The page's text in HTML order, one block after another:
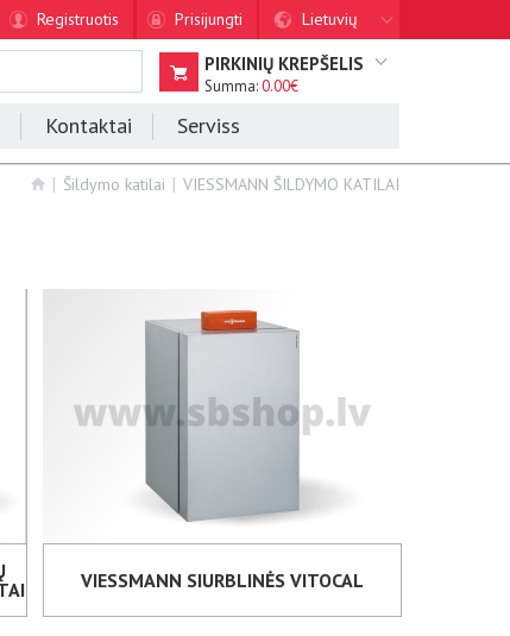
Registruotis Prisijungti Lietuvių
PIRKINIŲ KREPŠELIS
Summa:0.00€
Kontaktai Serviss
Šildymo katilai VIESSMANN ŠILDYMO KATILAI
VIESSMANN SIURBLINĖS VITOCAL